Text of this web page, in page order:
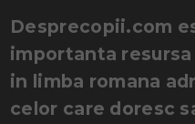
Desprecopii.com
importanta
in limba romana
celor care doresc